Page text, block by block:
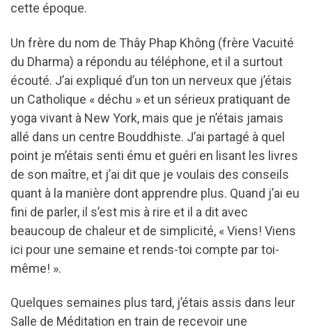
cette époque.
Un frère du nom de Thây Phap Không (frère Vacuité
du Dharma) a répondu au téléphone, et il a surtout
écouté. J’ai expliqué d’un ton un nerveux que j’étais
un Catholique « déchu » et un sérieux pratiquant de
yoga vivant à New York, mais que je n’étais jamais
allé dans un centre Bouddhiste. J’ai partagé à quel
point je m’étais senti ému et guéri en lisant les livres
de son maître, et j’ai dit que je voulais des conseils
quant à la manière dont apprendre plus. Quand j’ai eu
fini de parler, il s’est mis à rire et il a dit avec
beaucoup de chaleur et de simplicité, « Viens! Viens
ici pour une semaine et rends-toi compte par toi-
même! ».
Quelques semaines plus tard, j’étais assis dans leur
Salle de Méditation en train de recevoir une